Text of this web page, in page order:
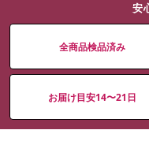
安
全商品検品済み
お届け目安14〜21日